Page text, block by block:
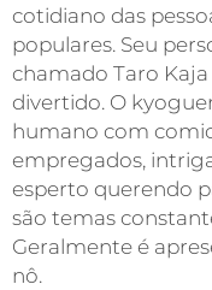
cotidiano das
populares. Seu
chamado Taro
divertido. O
humano com
empregados,
esperto querendo
são temas
Geralmente é
nô.